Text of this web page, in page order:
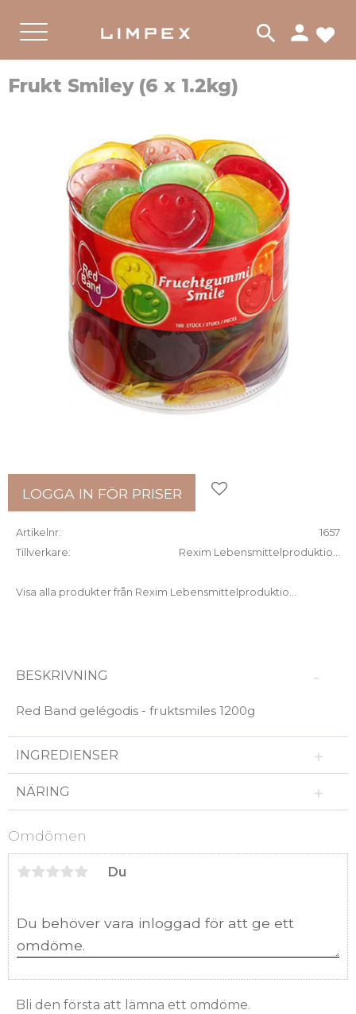
search person
PRODUKTER GODIS
Frukt Smiley (6 x 1.2kg)
LOGGA IN FÖR PRISER
Artikelnr
1657
Tillverkare
Rexim Lebensmittelproduktio...
Visa alla produkter från Rexim Lebensmittelproduktio...
BESKRIVNING
Red Band gelégodis - fruktsmiles 1200g
INGREDIENSER
NÄRING
Omdömen
Du
Bli den första att lämna ett omdöme.